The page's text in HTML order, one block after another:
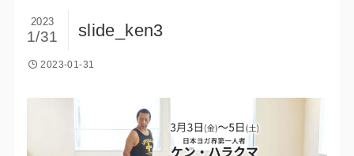
slide_ken3
2023
1/31
2023-01-31